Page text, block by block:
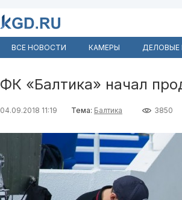
ВСЕ НОВОСТИ КАМЕРЫ ДЕЛОВЫЕ
ФК «Балтика» начал
04.09.2018 11:19 Тема: Балтика 3850